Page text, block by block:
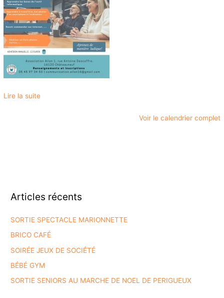
Lire la suite
Voir le calendrier complet
Articles récents
SORTIE SPECTACLE MARIONNETTE
BRICO CAFÉ
SOIRÉE JEUX DE SOCIÉTÉ
BÉBÉ GYM
SORTIE SENIORS AU MARCHE DE NOEL DE PERIGUEUX